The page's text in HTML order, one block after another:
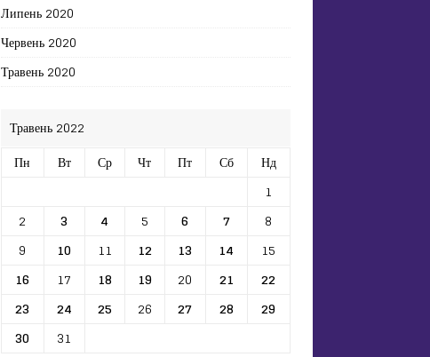
Липень 2020
Червень 2020
Травень 2020
Травень 2022
Пн
Вт Ср Чт Пт Сб
Нд
1
2
3 4 5 6 7
8
9
10 11 12 13 14
15
16
17 18 19 20 21
22
23
24 25 26 27 28
29
30
31